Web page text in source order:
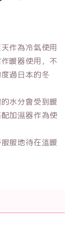
作為冷氣使用
暖器使用，不
過日本的冬
水分會受到暖
加濕器作為使
服地待在溫暖